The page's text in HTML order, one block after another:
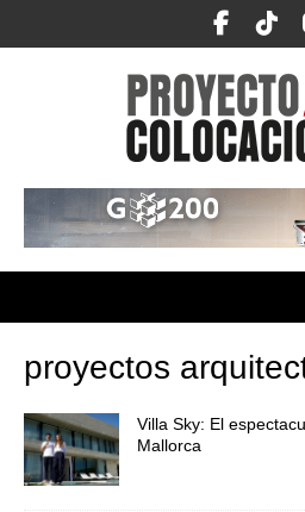
proyectos
Villa Sky: El
Mallorca